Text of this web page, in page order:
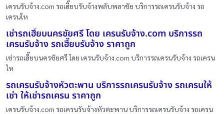
เครนรับจ้าง.com รถเฮี๊ยบรับจ้างพลับพลาชัย บริการรถเครนรับจ้าง รถ
เครนให
เช่ารถเฮี๊ยบนครชัยศรี โดย เครนรับจ้าง.com บริการรถ
เครนรับจ้าง รถเฮี๊ยบรับจ้าง ราคาถูก
เช่ารถเฮี๊ยบนครชัยศรี โดย เครนรับจ้าง.com บริการรถเครนรับจ้าง รถเครน
ให
รถเครนรับจ้างหัวตะพาน บริการรถเครนรับจ้าง รถเครนให้
เช่า ให้เช่ารถเครน ราคาถูก
เครนรับจ้าง.com รถเครนรับจ้างหัวตะพาน บริการรถเครนรับจ้าง รถเครน